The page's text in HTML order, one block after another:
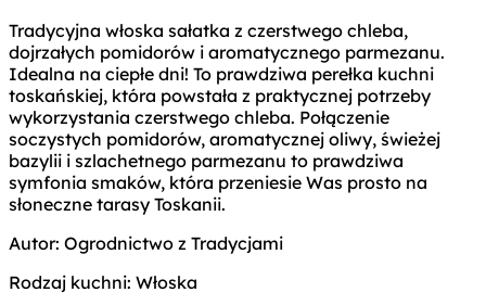
Tradycyjna włoska sałatka z czerstwego chleba,
dojrzałych pomidorów i aromatycznego parmezanu.
Idealna na ciepłe dni! To prawdziwa perełka kuchni
toskańskiej, która powstała z praktycznej potrzeby
wykorzystania czerstwego chleba. Połączenie
soczystych pomidorów, aromatycznej oliwy, świeżej
bazylii i szlachetnego parmezanu to prawdziwa
symfonia smaków, która przeniesie Was prosto na
słoneczne tarasy Toskanii.
Autor: Ogrodnictwo z Tradycjami
Rodzaj kuchni: Włoska